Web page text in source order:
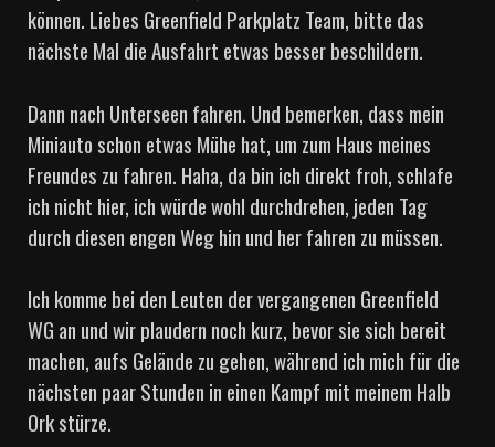
können. Liebes Greenfield Parkplatz Team, bitte das
nächste Mal die Ausfahrt etwas besser beschildern.
Dann nach Unterseen fahren. Und bemerken, dass mein
Miniauto schon etwas Mühe hat, um zum Haus meines
Freundes zu fahren. Haha, da bin ich direkt froh, schlafe
ich nicht hier, ich würde wohl durchdrehen, jeden Tag
durch diesen engen Weg hin und her fahren zu müssen.
Ich komme bei den Leuten der vergangenen Greenfield
WG an und wir plaudern noch kurz, bevor sie sich bereit
machen, aufs Gelände zu gehen, während ich mich für die
nächsten paar Stunden in einen Kampf mit meinem Halb
Ork stürze.